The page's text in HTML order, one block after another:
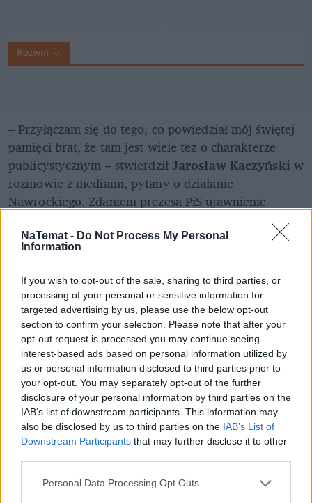
NaTemat - Do Not Process My Personal
Information
If you wish to opt-out of the sale, sharing to third parties, or
processing of your personal or sensitive information for
targeted advertising by us, please use the below opt-out
section to confirm your selection. Please note that after your
opt-out request is processed you may continue seeing
interest-based ads based on personal information utilized by
us or personal information disclosed to third parties prior to
your opt-out. You may separately opt-out of the further
disclosure of your personal information by third parties on the
IAB’s list of downstream participants. This information may
also be disclosed by us to third parties on the IAB’s List of
Downstream Participants that may further disclose it to other
Personal Data Processing Opt Outs
Rozwiń
– Przyłączam się do tego, co powiedział mój świętej
pamięci brat, że tam jest wiele tez o charakterze
publicystycznym – stwierdził Jarosław Kaczyński w
rozmowie z mediami, pytany o działanie
Nawrockiego. Zdaniem prezesa PiS ujawnienie
aneksu nie jest "szczególnie ważnym aktem". Jak
dodał, w dokumencie "są różnego rodzaju bardzo
wątpliwe tezy, jeżeli chodzi o ich udowodnienie". –
To bardzo ryzykowne, daleko idące – podsumował.